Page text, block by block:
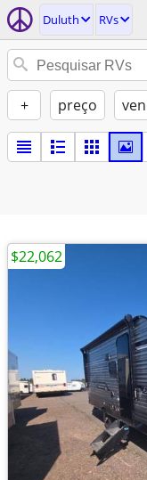
Duluth RVs
+ preço
$22,062